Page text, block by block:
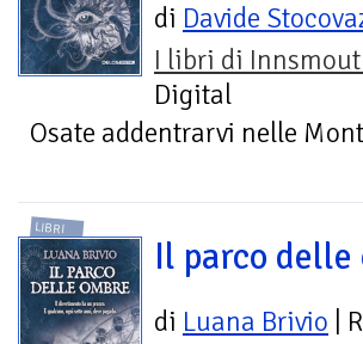
di Davide
I libri di
Digital
Osate addentrarvi nelle
LIBRI
Il parco delle
di Luana Brivio |